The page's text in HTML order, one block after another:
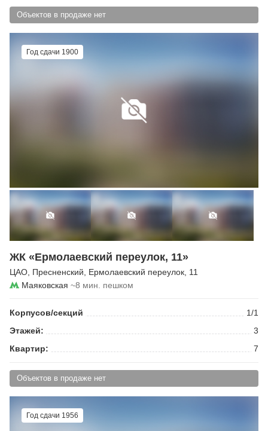
Объектов в продаже нет
Год сдачи 1900
ЖК «Ермолаевский переулок, 11»
ЦАО, Пресненский, Ермолаевский переулок, 11
Маяковская ~8 мин. пешком
Корпусов/секций
1/1
Этажей:
3
Квартир:
7
Объектов в продаже нет
Год сдачи 1956